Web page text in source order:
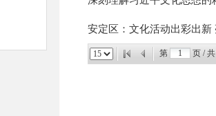
安定区：文化活动出彩出新
第 页 / 共